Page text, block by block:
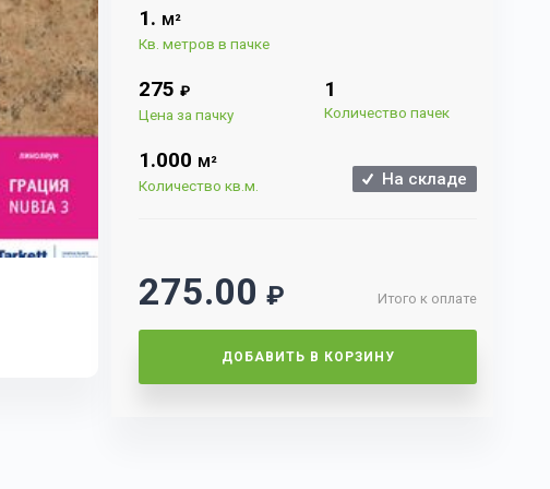
1. М²
Кв. метров в пачке
275 ₽
Цена за пачку
1
Количество пачек
1.000 М²
Количество кв.м. На складе
Итого к оплате
275.00 ₽
ДОБАВИТЬ В КОРЗИНУ